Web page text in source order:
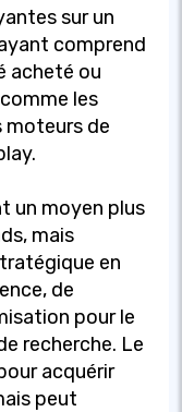
sur un
comprend
acheté ou
les
moteurs de
un moyen plus
mais
en
de
pour le
recherche. Le
acquérir
peut